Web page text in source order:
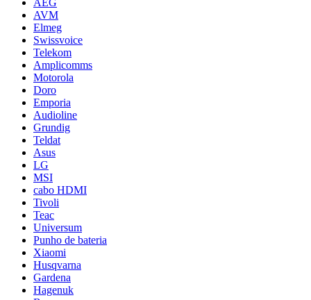
AEG
AVM
Elmeg
Swissvoice
Telekom
Amplicomms
Motorola
Doro
Emporia
Audioline
Grundig
Teldat
Asus
LG
MSI
cabo HDMI
Tivoli
Teac
Universum
Punho de bateria
Xiaomi
Husqvarna
Gardena
Hagenuk